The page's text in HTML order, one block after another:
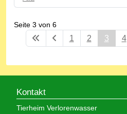
Seite 3 von 6
1 2 3 4
Kontakt
Tierheim Verlorenwasser